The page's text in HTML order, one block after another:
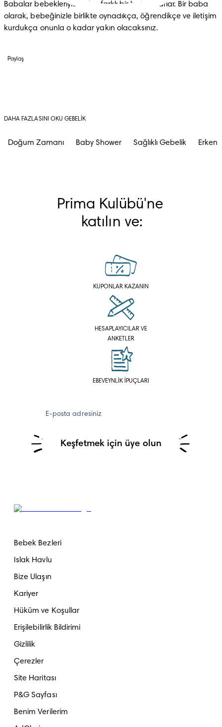
Babalar bebekleriyle daha farklı bir bağ kurarlar. Bir baba
olarak, bebeğinizle birlikte oynadıkça, öğrendikçe ve iletişim
kurdukça onunla o kadar yakın olacaksınız.
Paylaş
DAHA FAZLASINI OKU GEBELIK
Doğum Zamanı Baby Shower Sağlıklı Gebelik Erken
Prima Kulübü'ne
katılın ve:
KUPONLAR KAZANIN
HESAPLAYICILAR VE
ANKETLER
EBEVEYNLİK İPUÇLARI
E-posta adresiniz
Keşfetmek için üye olun
Bebek Bezleri
Islak Havlu
Bize Ulaşın
Kariyer
Hüküm ve Koşullar
Erişilebilirlik Bildirimi
Gizlilik
Çerezler
Site Haritası
P&G Sayfası
Benim Verilerim